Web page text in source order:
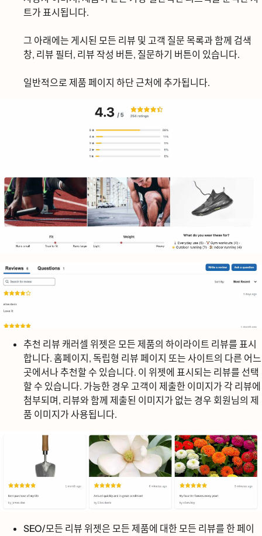
트가 표시됩니다.
그 아래에는 게시된 모든 리뷰 및 고객 질문 목록과 함께 검색
창, 리뷰 필터, 리뷰 작성 버튼, 질문하기 버튼이 있습니다.
일반적으로 제품 페이지 하단 근처에 추가됩니다.
추천 리뷰 캐러셀 위젯은 모든 제품의 하이라이트 리뷰를 표시
합니다. 홈페이지, 독립형 리뷰 페이지 또는 사이트의 다른 어느
곳에서나 추천할 수 있습니다. 이 위젯에 표시되는 리뷰를 선택
할 수 있습니다. 가능한 경우 고객이 제출한 이미지가 각 리뷰에
첨부되며, 리뷰와 함께 제출된 이미지가 없는 경우 회원님의 제
품 이미지가 사용됩니다.
SEO/모든 리뷰 위젯은 모든 제품에 대한 모든 리뷰를 한 페이